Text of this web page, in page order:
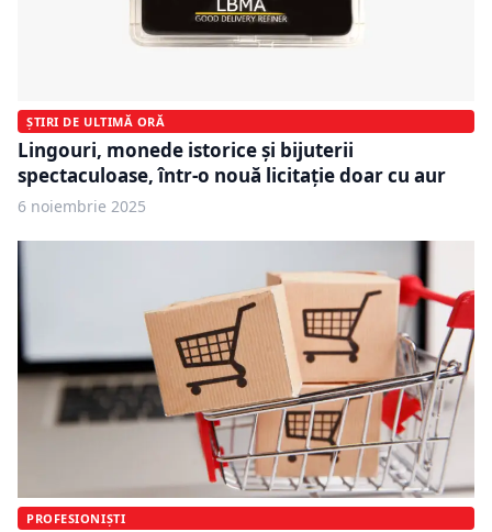
ȘTIRI DE ULTIMĂ ORĂ
Lingouri, monede istorice și bijuterii
spectaculoase, într-o nouă licitație doar cu aur
6 noiembrie 2025
PROFESIONIȘTI